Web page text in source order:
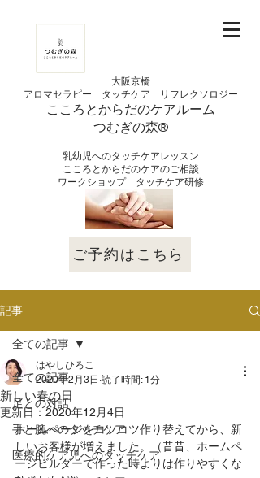
大阪京橋
アロマセラピー タッチケア
リフレクソロジー
こころとからだのケアルーム
つむぎの​森®︎
​乳幼児へのタッチケアレッスン
こころとからだのケアのご相談
​ワークショップ タッチケア研修
ご予約はこちら
記事
全ての記事
足との対話
手と腕へのタッチケア
医療的ケア児へのタッチケア
全ての記事
新しい春の日
はやしひろこ
2020年2月3日 読了時間: 1分
更新日：2020年12月4日
ホームページをコツコツ作り替えてから、新
しいお客様が増えました。（昔昔、ホームペ
ージビルダーで作った時よりは作りやすくな